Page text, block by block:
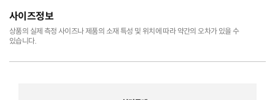
사이즈정보
상품의 실제 측정 사이즈나 제품의 소재 특성 및 위치에 따라 약간의 오차가 있을 수
있습니다.